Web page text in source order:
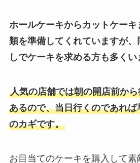
ホールケーキからカットケー
類を準備してくれていますが
しでケーキを求める方も多くい
人気の店舗では朝の開店前か
あるので、当日行くのであれ
のカギです。
お目当てのケーキを購入して素